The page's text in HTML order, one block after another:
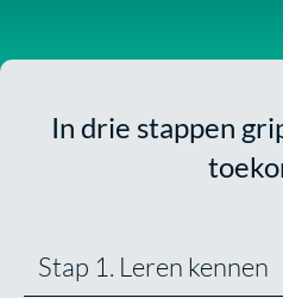
In drie stappen
Stap 1. Leren kennen